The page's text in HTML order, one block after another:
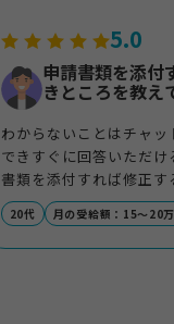
5.0
申請書類を添付
きところを教え
わからないことはチャ
できすぐに回答いただ
書類を添付すれば修正
ていただき正確な書類を
20代 月の受給額：15〜20